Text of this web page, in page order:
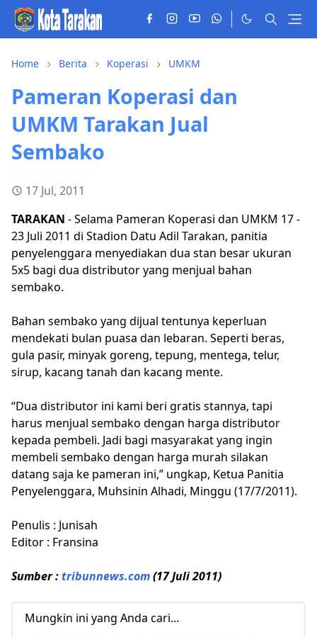
Home Berita Koperasi UMKM
Pameran Koperasi dan
UMKM Tarakan Jual
Sembako
17 Jul, 2011
TARAKAN - Selama Pameran Koperasi dan UMKM 17 -
23 Juli 2011 di Stadion Datu Adil Tarakan, panitia
penyelenggara menyediakan dua stan besar ukuran
5x5 bagi dua distributor yang menjual bahan
sembako.
Bahan sembako yang dijual tentunya keperluan
mendekati bulan puasa dan lebaran. Seperti beras,
gula pasir, minyak goreng, tepung, mentega, telur,
sirup, kacang tanah dan kacang mente.
“Dua distributor ini kami beri gratis stannya, tapi
harus menjual sembako dengan harga distributor
kepada pembeli. Jadi bagi masyarakat yang ingin
membeli sembako dengan harga murah silakan
datang saja ke pameran ini,” ungkap, Ketua Panitia
Penyelenggara, Muhsinin Alhadi, Minggu (17/7/2011).
Penulis : Junisah
Editor : Fransina
Sumber :tribunnews.com(17 Juli 2011)
Mungkin ini yang Anda cari...